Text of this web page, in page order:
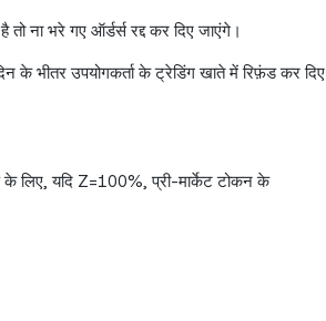
ना भरे गए ऑर्डर्स रद्द कर दिए जाएंगे।
के भीतर उपयोगकर्ता के ट्रेडिंग खाते में रिफ़ंड कर दिए
लिए, यदि Z=100%, प्री-मार्केट टोकन के